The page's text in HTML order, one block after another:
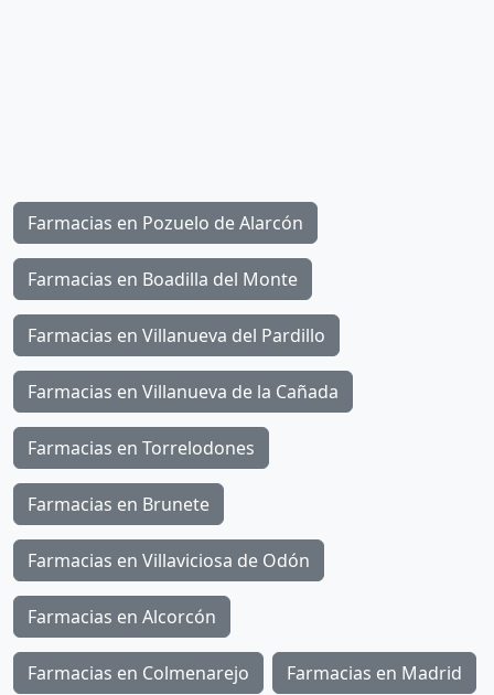
Farmacias en Pozuelo de Alarcón
Farmacias en Boadilla del Monte
Farmacias en Villanueva del Pardillo
Farmacias en Villanueva de la Cañada
Farmacias en Torrelodones
Farmacias en Brunete
Farmacias en Villaviciosa de Odón
Farmacias en Alcorcón
Farmacias en Colmenarejo Farmacias en Madrid